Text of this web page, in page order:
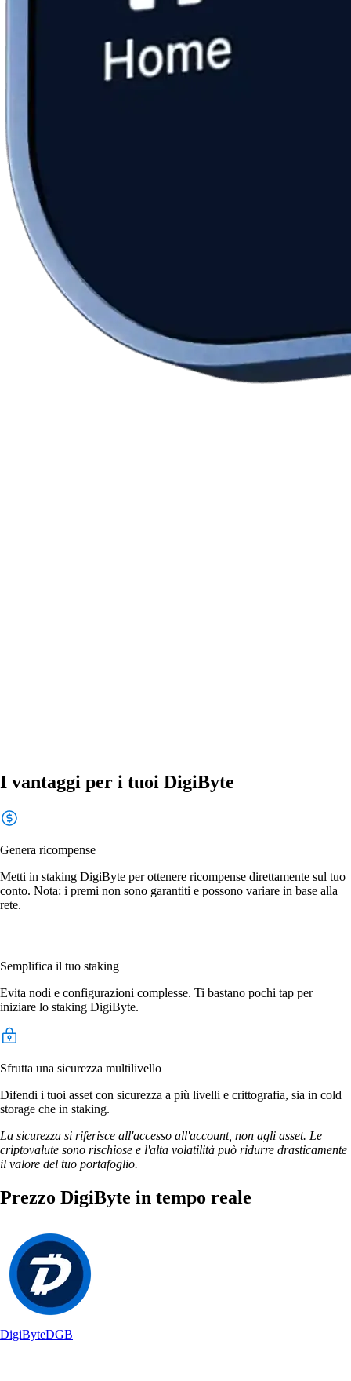
I vantaggi per i tuoi DigiByte
Genera ricompense
Metti in staking DigiByte per ottenere ricompense direttamente sul tuo
conto. Nota: i premi non sono garantiti e possono variare in base alla
rete.
Semplifica il tuo staking
Evita nodi e configurazioni complesse. Ti bastano pochi tap per
iniziare lo staking DigiByte.
Sfrutta una sicurezza multilivello
Difendi i tuoi asset con sicurezza a più livelli e crittografia, sia in cold
storage che in staking.
La sicurezza si riferisce all'accesso all'account, non agli asset. Le
criptovalute sono rischiose e l'alta volatilità può ridurre drasticamente
il valore del tuo portafoglio.
Prezzo DigiByte in tempo reale
DigiByteDGB